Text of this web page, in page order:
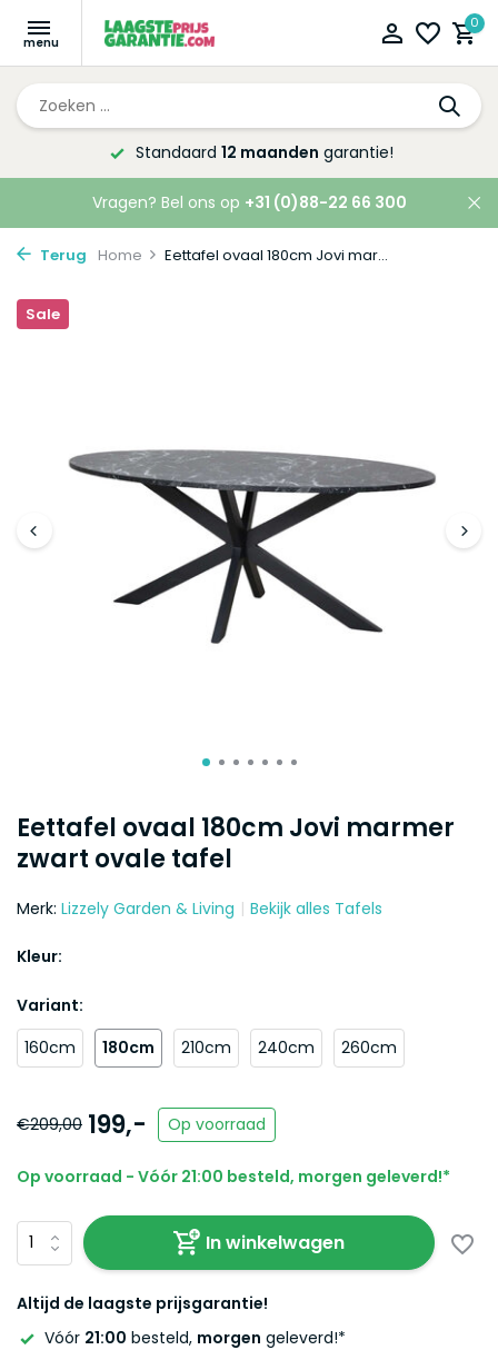
0
Altijd de laagsteprijsgarantie!
Vragen? Bel ons op +31 (0)88-22 66 300
Terug Home Eettafel ovaal 180cm Jovi mar...
Eettafel ovaal 180cm Jovi marmer
zwart ovale tafel
Sale
Merk: Lizzely Garden & Living Bekijk alles Tafels
Kleur:
Variant:
160cm
180cm 210cm 240cm 260cm
€209,00 199,- Op voorraad
Op voorraad - Vóór 21:00 besteld, morgen geleverd!*
In winkelwagen
Altijd de laagste prijsgarantie!
Vóór 21:00 besteld, morgen geleverd!*